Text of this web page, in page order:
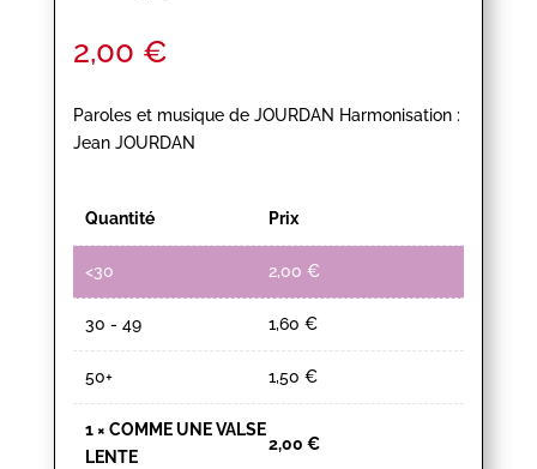
2,00 €
Paroles et musique de JOURDAN Harmonisation :
Jean JOURDAN
Quantité Prix
<30 2,00 €
30 - 49 1,60 €
50+ 1,50 €
1× COMME UNE VALSE
LENTE
2,00 €